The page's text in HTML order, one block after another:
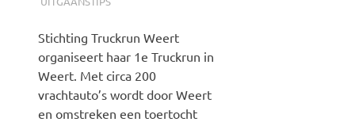
Stichting Truckrun Weert
organiseert haar 1e Truckrun in
Weert. Met circa 200
vrachtauto’s wordt door Weert
en omstreken een toertocht